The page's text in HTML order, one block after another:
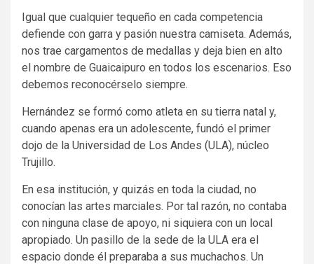
Igual que cualquier tequeño en cada competencia
defiende con garra y pasión nuestra camiseta. Además,
nos trae cargamentos de medallas y deja bien en alto
el nombre de Guaicaipuro en todos los escenarios. Eso
debemos reconocérselo siempre.
Hernández se formó como atleta en su tierra natal y,
cuando apenas era un adolescente, fundó el primer
dojo de la Universidad de Los Andes (ULA), núcleo
Trujillo.
En esa institución, y quizás en toda la ciudad, no
conocían las artes marciales. Por tal razón, no contaba
con ninguna clase de apoyo, ni siquiera con un local
apropiado. Un pasillo de la sede de la ULA era el
espacio donde él preparaba a sus muchachos. Un